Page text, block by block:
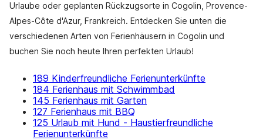
Urlaube oder geplanten Rückzugsorte in Cogolin, Provence-
Alpes-Côte d'Azur, Frankreich. Entdecken Sie unten die
verschiedenen Arten von Ferienhäusern in Cogolin und
buchen Sie noch heute Ihren perfekten Urlaub!
189 Kinderfreundliche Ferienunterkünfte
184 Ferienhaus mit Schwimmbad
145 Ferienhaus mit Garten
127 Ferienhaus mit BBQ
125 Urlaub mit Hund - Haustierfreundliche
Ferienunterkünfte